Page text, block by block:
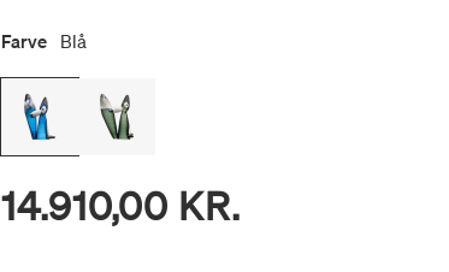
Farve Blå
14.910,00 KR.